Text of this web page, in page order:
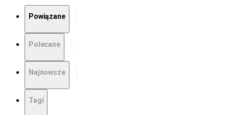
Powiązane
Polecane
Najnowsze
Tagi